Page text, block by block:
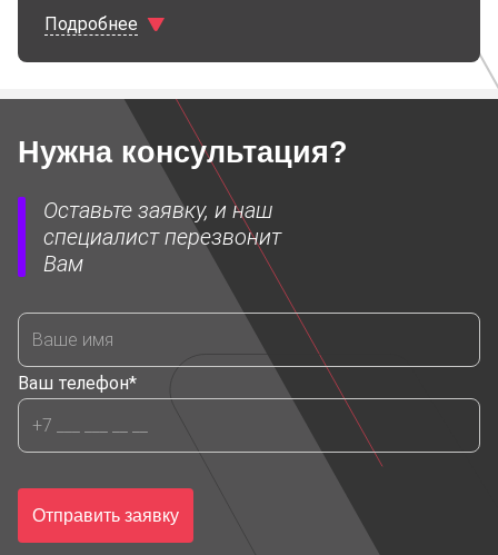
Подробнее
Характеристики
Шаг пикселя
Конфигурация пикселя
Разрешение модуля
Нужна консультация?
Оставьте заявку, и наш
специалист перезвонит
Вам
Ваш телефон*
Отправить заявку